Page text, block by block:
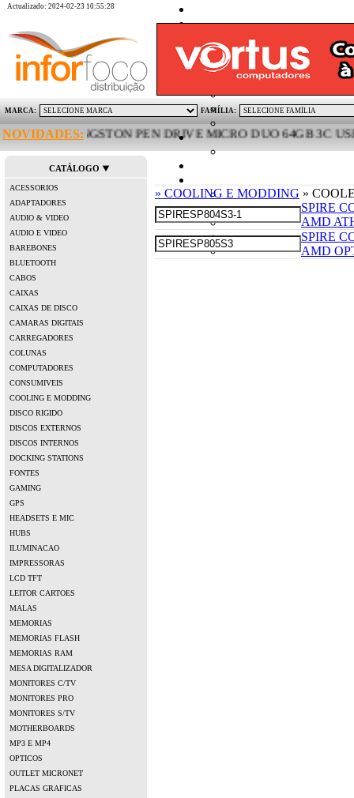
Actualizado: 2024-02-23 10:55:28
MARCA: FAMÍLIA:
NOVIDADES:KINGSTON PEN DRIVE MICRO DUO 64GB 3C
CATÁLOGO
ACESSORIOS
ADAPTADORES
AUDIO & VIDEO
AUDIO E VIDEO
BAREBONES
BLUETOOTH
CABOS
CAIXAS
CAIXAS DE DISCO
CAMARAS DIGITAIS
CARREGADORES
COLUNAS
COMPUTADORES
CONSUMIVEIS
COOLING E MODDING
DISCO RIGIDO
DISCOS EXTERNOS
DISCOS INTERNOS
DOCKING STATIONS
FONTES
GAMING
GPS
HEADSETS E MIC
HUBS
ILUMINACAO
IMPRESSORAS
LCD TFT
LEITOR CARTOES
MALAS
MEMORIAS
MEMORIAS FLASH
MEMORIAS RAM
MESA DIGITALIZADOR
MONITORES C/TV
MONITORES PRO
MONITORES S/TV
MOTHERBOARDS
MP3 E MP4
OPTICOS
OUTLET MICRONET
PLACAS GRAFICAS
» COOLING E MODDING »
SPIRE
AMD
SPIRE
AMD